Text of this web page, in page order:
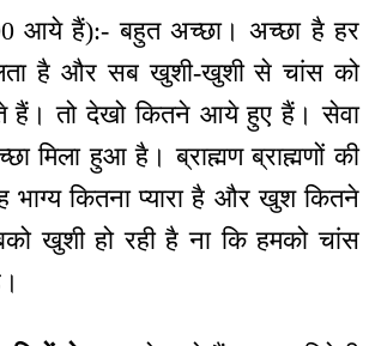
आये हैं):- बहुत अच्छा। अच्छा है हर
है और सब खुशी-खुशी से चांस को
हैं। तो देखो कितने आये हुए हैं। सेवा
मिला हुआ है। ब्राह्मण ब्राह्मणों की
कितना प्यारा है और खुश कितने
खुशी हो रही है ना कि हमको चांस